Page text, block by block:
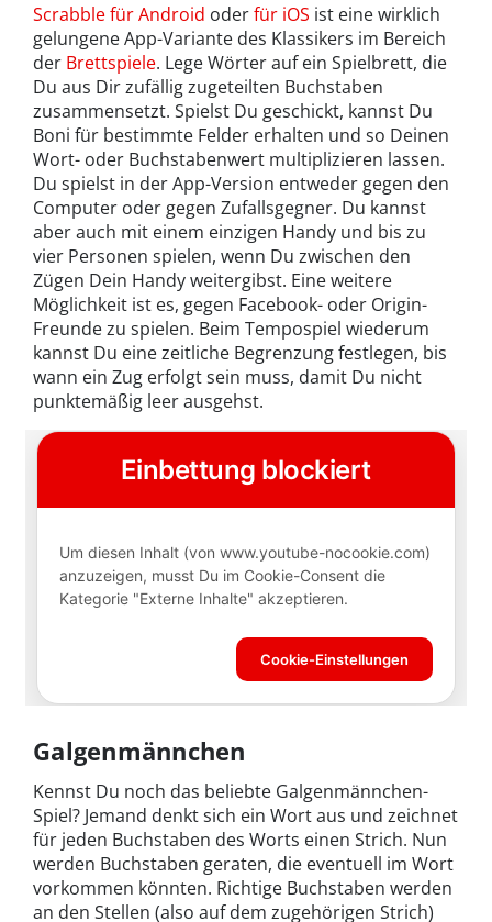
Scrabble für Android oderfür iOS ist eine wirklich
gelungene App-Variante des Klassikers im Bereich
der Brettspiele. Lege Wörter auf ein Spielbrett, die
Du aus Dir zufällig zugeteilten Buchstaben
zusammensetzt. Spielst Du geschickt, kannst Du
Boni für bestimmte Felder erhalten und so Deinen
Wort- oder Buchstabenwert multiplizieren lassen.
Du spielst in der App-Version entweder gegen den
Computer oder gegen Zufallsgegner. Du kannst
aber auch mit einem einzigen Handy und bis zu
vier Personen spielen, wenn Du zwischen den
Zügen Dein Handy weitergibst. Eine weitere
Möglichkeit ist es, gegen Facebook- oder Origin-
Freunde zu spielen. Beim Tempospiel wiederum
kannst Du eine zeitliche Begrenzung festlegen, bis
wann ein Zug erfolgt sein muss, damit Du nicht
punktemäßig leer ausgehst.
Galgenmännchen
Kennst Du noch das beliebte Galgenmännchen-
Spiel? Jemand denkt sich ein Wort aus und zeichnet
für jeden Buchstaben des Worts einen Strich. Nun
werden Buchstaben geraten, die eventuell im Wort
vorkommen könnten. Richtige Buchstaben werden
an den Stellen (also auf dem zugehörigen Strich)